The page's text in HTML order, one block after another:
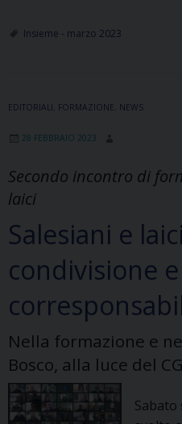
il
Informatica
Insieme - marzo 2023
EDITORIALI FORMAZIONE NEWS
28 FEBBRAIO 2023
Secondo incontro di
laici
Salesiani e
condivisione e
Nella formazione e
Bosco, alla luce del
Sabato